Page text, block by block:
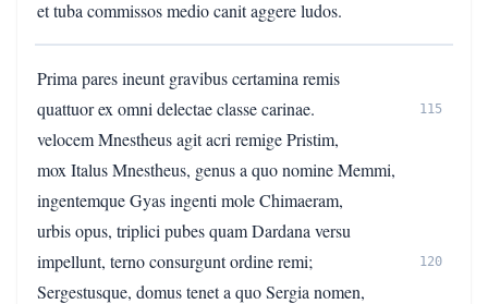
et tuba commissos medio canit aggere ludos.
Prima pares ineunt gravibus certamina remis
quattuor ex omni delectae classe carinae.
115
velocem Mnestheus agit acri remige Pristim,
mox Italus Mnestheus, genus a quo nomine Memmi,
ingentemque Gyas ingenti mole Chimaeram,
urbis opus, triplici pubes quam Dardana versu
impellunt, terno consurgunt ordine remi;
120
Sergestusque, domus tenet a quo Sergia nomen,